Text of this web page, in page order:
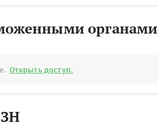
органами
Открыть доступ.